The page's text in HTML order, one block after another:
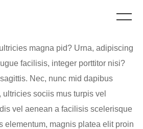
magna pid? Urna, adipiscing
facilisis, integer porttitor nisi?
Nec, nunc mid dapibus
sociis mus turpis vel
vel aenean a facilisis scelerisque
elementum, magnis platea elit proin